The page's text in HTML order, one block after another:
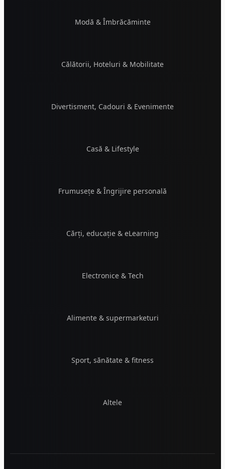
Modă & Îmbrăcăminte
Călătorii, Hoteluri & Mobilitate
Divertisment, Cadouri & Evenimente
Casă & Lifestyle
Frumusețe & Îngrijire personală
Cărți, educație & eLearning
Electronice & Tech
Alimente & supermarketuri
Sport, sănătate & fitness
Altele